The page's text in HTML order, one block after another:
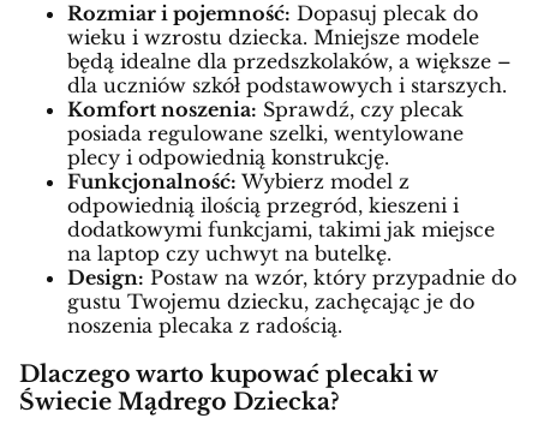
Rozmiar i pojemność: Dopasuj plecak do
wieku i wzrostu dziecka. Mniejsze modele
będą idealne dla przedszkolaków, a większe –
dla uczniów szkół podstawowych i starszych.
Komfort noszenia: Sprawdź, czy plecak
posiada regulowane szelki, wentylowane
plecy i odpowiednią konstrukcję.
Funkcjonalność: Wybierz model z
odpowiednią ilością przegród, kieszeni i
dodatkowymi funkcjami, takimi jak miejsce
na laptop czy uchwyt na butelkę.
Design: Postaw na wzór, który przypadnie do
gustu Twojemu dziecku, zachęcając je do
noszenia plecaka z radością.
Dlaczego warto kupować plecaki w
Świecie Mądrego Dziecka?